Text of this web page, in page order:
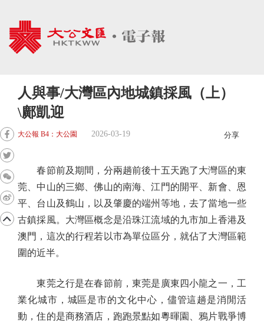
人與事/大灣區內地城鎮採風（上）
\鄺凱迎
大公報 B4：大公園 2026-03-19 分享
春節前及期間，分兩趟前後十五天跑了大灣區的東
莞、中山的三鄉、佛山的南海、江門的開平、新會、恩
平、台山及鶴山，以及肇慶的端州等地，去了當地一些
古鎮採風。大灣區概念是沿珠江流域的九市加上香港及
澳門，這次的行程若以市為單位區分，就佔了大灣區範
圍的近半。
東莞之行是在春節前，東莞是廣東四小龍之一，工
業化城市，城區是市的文化中心，儘管這趟是消閒活
動，住的是商務酒店，跑跑景點如粵暉園、鴉片戰爭博